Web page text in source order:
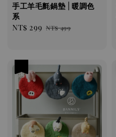
手工羊毛氈鍋墊 | 暖調色
系
Sale
NT$ 299 Regular
NT$ 499